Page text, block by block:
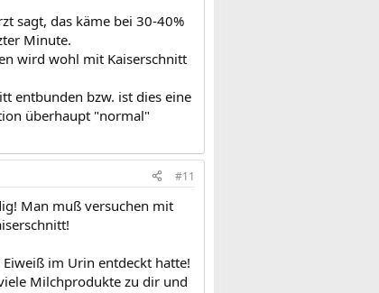
sagt, das käme bei 30-40%
Minute.
wird wohl mit Kaiserschnitt
entbunden bzw. ist dies eine
überhaupt "normal"
#11
Man muß versuchen mit
im Urin entdeckt hatte!
Milchprodukte zu dir und